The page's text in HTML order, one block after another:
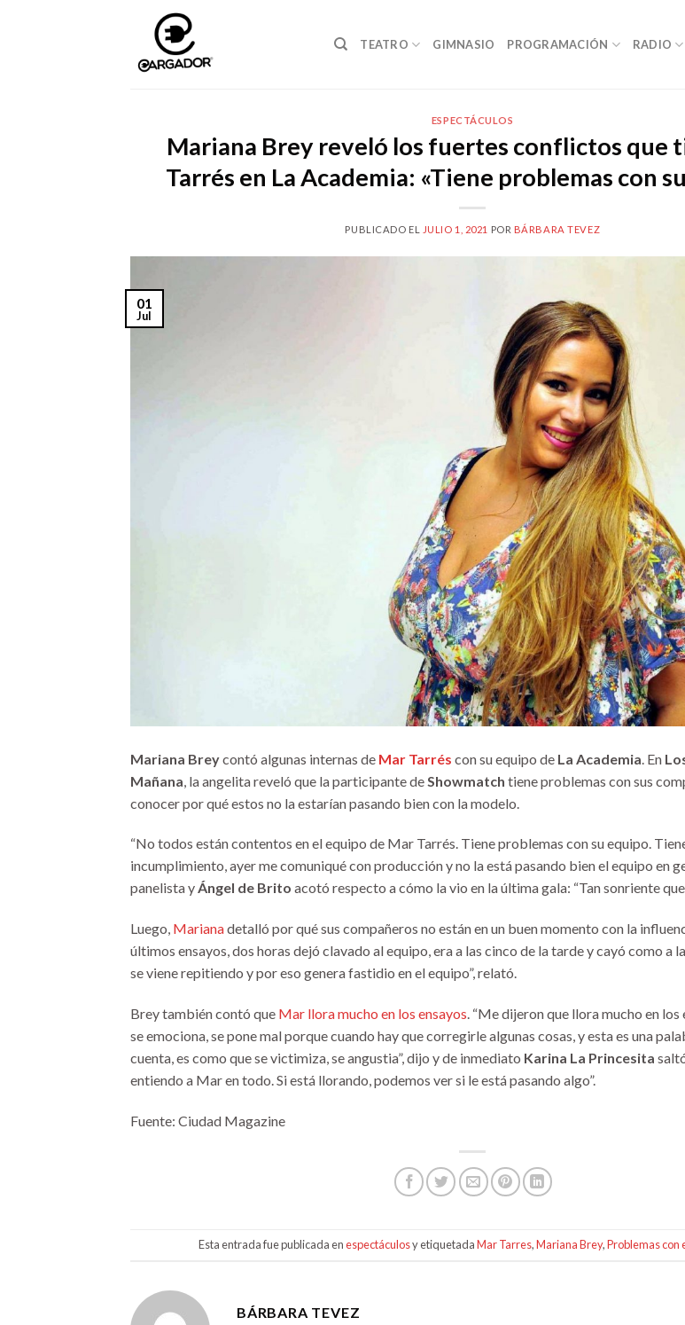
TEATRO GIMNASIO PROGRAMACIÓN RADIO
ESPECTÁCULOS
Mariana Brey reveló los fuertes conflictos que
Tarrés en La Academia: «Tiene problemas con
PUBLICADO EL JULIO 1, 2021 POR BÁRBARA TEVEZ
01
Jul
Mariana Breycontó algunas internas de Mar Tarrés con su equipo de La Academia . En
Mañana , la angelita reveló que la participante de Showmatch tiene problemas con sus
conocer por qué estos no la estarían pasando bien con la modelo.
“No todos están contentos en el equipo de Mar Tarrés. Tiene problemas con su equipo.
incumplimiento, ayer me comuniqué con producción y no la está pasando bien el equipo en
panelista yÁngel de Brito acotó respecto a cómo la vio en la última gala: “Tan sonriente que
Luego, Marianadetalló por qué sus compañeros no están en un buen momento con la
últimos ensayos, dos horas dejó clavado al equipo, era a las cinco de la tarde y cayó como a
se viene repitiendo y por eso genera fastidio en el equipo”, relató.
Brey también contó que Mar llora mucho en los ensayos. “Me dijeron que llora mucho en los
se emociona, se pone mal porque cuando hay que corregirle algunas cosas, y esta es una
cuenta, es como que se victimiza, se angustia”, dijo y de inmediato Karina La Princesita
entiendo a Mar en todo. Si está llorando, podemos ver si le está pasando algo”.
Fuente: Ciudad Magazine
Esta entrada fue publicada enespectáculosy etiquetadaMar Tarres,Mariana Brey,Problemas con
BÁRBARA TEVEZ